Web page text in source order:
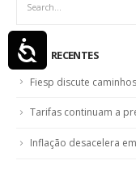
POSTS RECENTES
Fiesp discute
Tarifas continuam a
Inflação desacelera